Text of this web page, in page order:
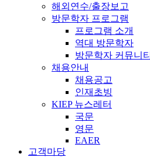
해외연수/출장보고
방문학자 프로그램
프로그램 소개
역대 방문학자
방문학자 커뮤니티
채용안내
채용공고
인재초빙
KIEP 뉴스레터
국문
영문
EAER
고객마당